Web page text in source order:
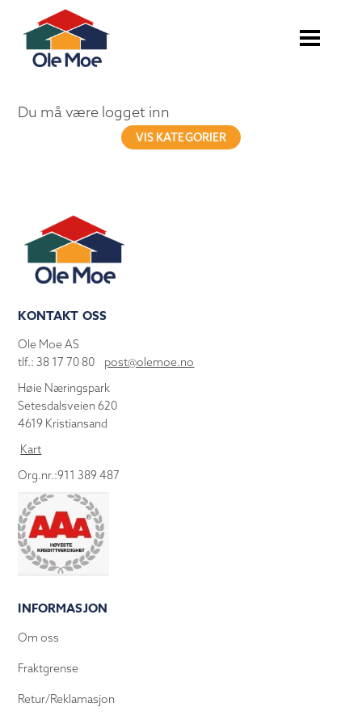
Du må være logget inn
VIS KATEGORIER
KONTAKT OSS
Ole Moe AS
tlf.: 38 17 70 80 post@olemoe.no
Høie Næringspark
Setesdalsveien 620
4619 Kristiansand
Kart
Org.nr.:911 389 487
INFORMASJON
Om oss
Fraktgrense
Retur/Reklamasjon